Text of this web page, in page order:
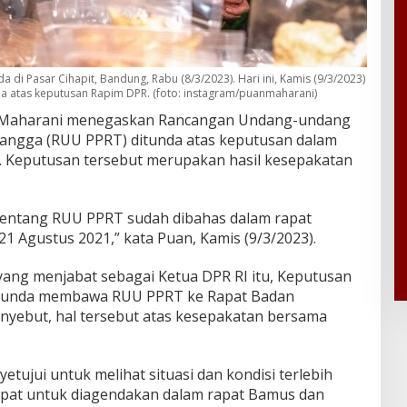
di Pasar Cihapit, Bandung, Rabu (8/3/2023). Hari ini, Kamis (9/3/2023)
atas keputusan Rapim DPR. (foto: instagram/puanmaharani)
menegaskan Rancangan Undang-undang
(RUU PPRT) ditunda atas keputusan dalam
Keputusan tersebut merupakan hasil kesepakatan
RUU PPRT sudah dibahas dalam rapat
Agustus 2021,” kata Puan, Kamis (9/3/2023).
menjabat sebagai Ketua DPR RI itu, Keputusan
membawa RUU PPRT ke Rapat Badan
hal tersebut atas kesepakatan bersama
untuk melihat situasi dan kondisi terlebih
untuk diagendakan dalam rapat Bamus dan